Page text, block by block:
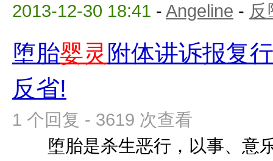
2013-12-30 18:41 - Angeline - 反
堕胎婴灵 附体讲诉报复
反省!
1 个回复 - 3619 次查看
堕胎是杀生恶行，以事、意